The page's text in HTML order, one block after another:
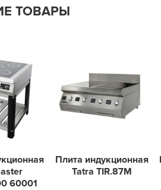
ТОВАРЫ
60001
Плита индукционная
Tatra TIR.87M